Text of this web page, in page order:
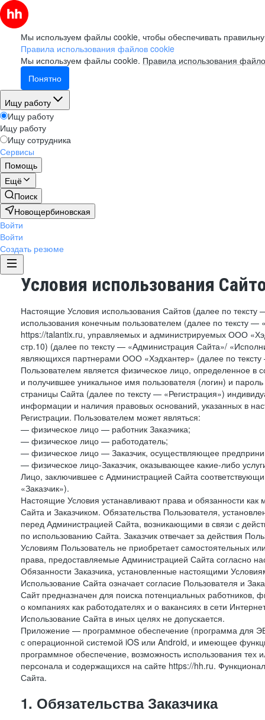
Мы используем файлы cookie, чтобы обеспечивать
Правила использования файлов cookie
Мы используем файлы cookie. Правила использования
Понятно
Ищу работу
Ищу работу
Ищу работу
Ищу сотрудника
Сервисы
Помощь
Ещё
Поиск
Новощербиновская
Войти
Войти
Создать резюме
Условия использования
Настоящие Условия использования Сайтов (далее по
использования конечным пользователем (далее по тексту
https://talantix.ru, управляемых и администрируемых ООО
стр.10) (далее по тексту — «Администрация Сайта»/
являющихся партнерами ООО «Хэдхантер» (далее по
Пользователем является физическое лицо, определенное в
и получившее уникальное имя пользователя (логин) и
страницы Сайта (далее по тексту — «Регистрация»)
информации и наличия правовых оснований, указанных в
Регистрации. Пользователем может являться:
— физическое лицо — работник Заказчика;
— физическое лицо — работодатель;
— физическое лицо — Заказчик, осуществляющее
— физическое лицо-Заказчик, оказывающее какие-либо
Лицо, заключившее с Администрацией Сайта
«Заказчик»).
Настоящие Условия устанавливают права и обязанности
Сайта и Заказчиком. Обязательства Пользователя,
перед Администрацией Сайта, возникающими в связи с
по использованию Сайта. Заказчик отвечает за действия
Условиям Пользователь не приобретает самостоятельных
права, предоставляемые Администрацией Сайта согласно
Обязанности Заказчика, установленные настоящими
Использование Сайта означает согласие Пользователя и
Сайт предназначен для поиска потенциальных
о компаниях как работодателях и о вакансиях в сети
Использование Сайта в иных целях не допускается.
Приложение — программное обеспечение (программа для
с операционной системой iOS или Android, и имеющее
программное обеспечение, возможность использования
персонала и содержащихся на сайте https://hh.ru.
Сайта.
1. Обязательства Заказчика